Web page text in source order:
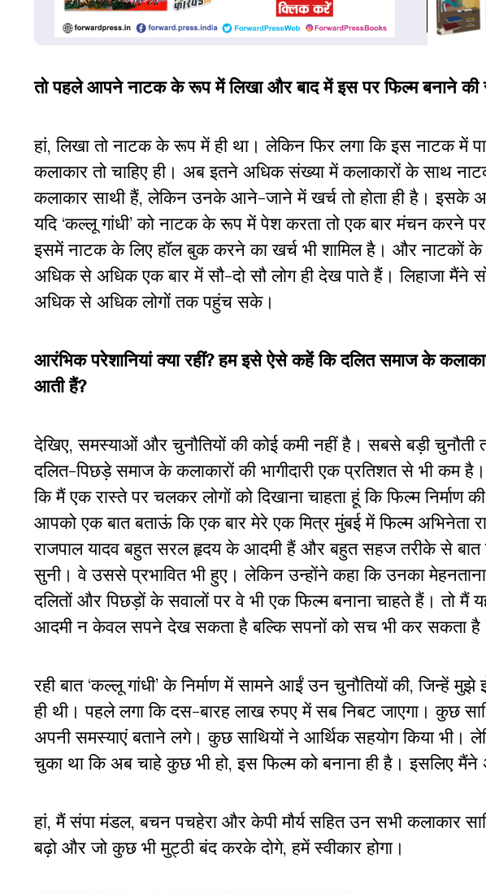
तो पहले आपने नाटक के रूप में लिखा और बाद में इस पर फिल्म बनाने की
हां, लिखा तो नाटक के रूप में ही था। लेकिन फिर लगा कि इस नाटक
कलाकार तो चाहिए ही। अब इतने अधिक संख्या में कलाकारों के साथ
कलाकार साथी हैं, लेकिन उनके आने-जाने में खर्च तो होता ही है। इसके
यदि ‘कल्लू गांधी’ को नाटक के रूप में पेश करता तो एक बार मंचन करने
इसमें नाटक के लिए हॉल बुक करने का खर्च भी शामिल है। और नाटकों
अधिक से अधिक एक बार में सौ-दो सौ लोग ही देख पाते हैं। लिहाजा मैंने
अधिक से अधिक लोगों तक पहुंच सके।
आरंभिक परेशानियां क्या रहीं? हम इसे ऐसे कहें कि दलित समाज के
आती हैं?
देखिए, समस्याओं और चुनौतियों की कोई कमी नहीं है। सबसे बड़ी
दलित-पिछड़े समाज के कलाकारों की भागीदारी एक प्रतिशत से भी कम
कि मैं एक रास्ते पर चलकर लोगों को दिखाना चाहता हूं कि फिल्म
आपको एक बात बताऊं कि एक बार मेरे एक मित्र मुंबई में फिल्म अभिनेता
राजपाल यादव बहुत सरल हृदय के आदमी हैं और बहुत सहज तरीके से बात
सुनी। वे उससे प्रभावित भी हुए। लेकिन उन्होंने कहा कि उनका
दलितों और पिछड़ों के सवालों पर वे भी एक फिल्म बनाना चाहते हैं। तो
आदमी न केवल सपने देख सकता है बल्कि सपनों को सच भी कर सकता
रही बात ‘कल्लू गांधी’ के निर्माण में सामने आईं उन चुनौतियों की, जिन्हें
ही थी। पहले लगा कि दस-बारह लाख रुपए में सब निबट जाएगा। कुछ
अपनी समस्याएं बताने लगे। कुछ साथियों ने आर्थिक सहयोग किया भी।
चुका था कि अब चाहे कुछ भी हो, इस फिल्म को बनाना ही है। इसलिए
हां, मैं संपा मंडल, बचन पचहेरा और केपी मौर्य सहित उन सभी कलाकार
बढ़ो और जो कुछ भी मुट्ठी बंद करके दोगे, हमें स्वीकार होगा।